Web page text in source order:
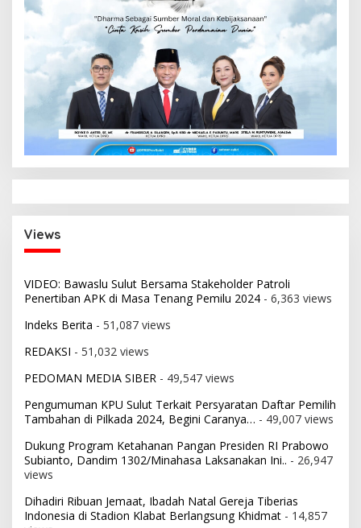
Views
VIDEO: Bawaslu Sulut Bersama Stakeholder Patroli
Penertiban APK di Masa Tenang Pemilu 2024 - 6,363 views
Indeks Berita - 51,087 views
REDAKSI - 51,032 views
PEDOMAN MEDIA SIBER - 49,547 views
Pengumuman KPU Sulut Terkait Persyaratan Daftar Pemilih
Tambahan di Pilkada 2024, Begini Caranya… - 49,007 views
Dukung Program Ketahanan Pangan Presiden RI Prabowo
Subianto, Dandim 1302/Minahasa Laksanakan Ini.. - 26,947
views
Dihadiri Ribuan Jemaat, Ibadah Natal Gereja Tiberias
Indonesia di Stadion Klabat Berlangsung Khidmat - 14,857